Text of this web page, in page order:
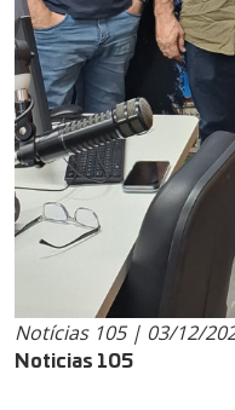
Notícias 105 | 03/12/
Noticias 105